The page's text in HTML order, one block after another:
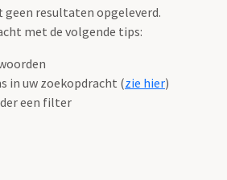
geen resultaten opgeleverd.
met de volgende tips:
in uw zoekopdracht (zie hier)
een filter